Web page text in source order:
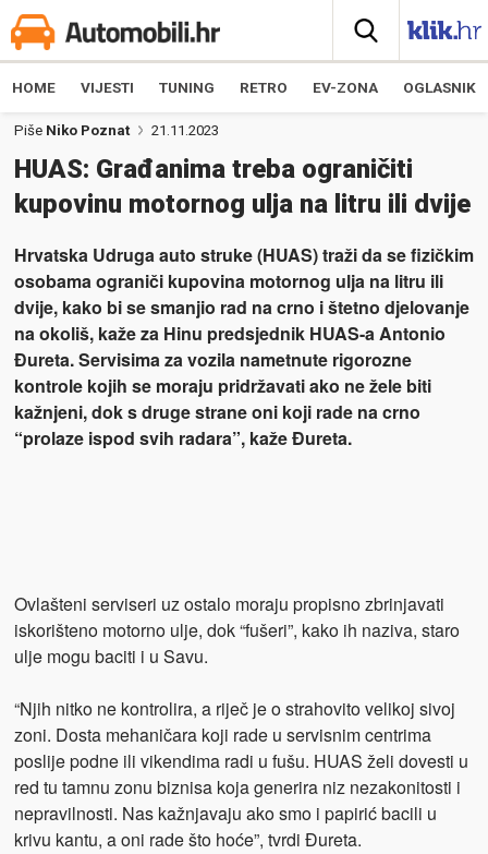
HOME VIJESTI TUNING RETRO EV-ZONA OGLASNIK
Piše Niko Poznat 21.11.2023
HUAS: Građanima treba ograničiti
kupovinu motornog ulja na litru ili dvije
Hrvatska Udruga auto struke (HUAS) traži da se fizičkim
osobama ograniči kupovina motornog ulja na litru ili
dvije, kako bi se smanjio rad na crno i štetno djelovanje
na okoliš, kaže za Hinu predsjednik HUAS-a Antonio
Đureta. Servisima za vozila nametnute rigorozne
kontrole kojih se moraju pridržavati ako ne žele biti
kažnjeni, dok s druge strane oni koji rade na crno
“prolaze ispod svih radara”, kaže Đureta.
Ovlašteni serviseri uz ostalo moraju propisno zbrinjavati
iskorišteno motorno ulje, dok “fušeri”, kako ih naziva, staro
ulje mogu baciti i u Savu.
“Njih nitko ne kontrolira, a riječ je o strahovito velikoj sivoj
zoni. Dosta mehaničara koji rade u servisnim centrima
poslije podne ili vikendima radi u fušu. HUAS želi dovesti u
red tu tamnu zonu biznisa koja generira niz nezakonitosti i
nepravilnosti. Nas kažnjavaju ako smo i papirić bacili u
krivu kantu, a oni rade što hoće”, tvrdi Đureta.